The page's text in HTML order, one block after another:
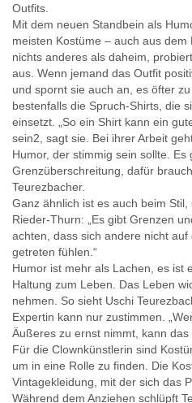
Stilgeschichten und
Stilgeschichten und
Stilgeschichten und
Stilgeschichten und
Stilgeschichten und
Stilgeschichten und
Stilgeschichten und
Stilgeschichten und
Outfits.
Mit dem neuen Standbein als
meisten Kostüme – auch aus
nichts anderes als daheim,
aus. Wenn jemand das Outfit
und spornt sie auch an, es öfter
bestenfalls die Spruch-Shirts, die
einsetzt. „So ein Shirt kann ein
sein2, sagt sie. Bei ihrer Arbeit
Humor, der stimmig sein sollte. Es
Grenzüberschreitung, dafür
Teurezbacher.
Ganz ähnlich ist es auch beim
Rieder-Thurn: „Es gibt Grenzen
achten, dass sich andere nicht
getreten fühlen.“
Humor ist mehr als Lachen, es ist
Haltung zum Leben. Das Leben
nehmen. So sieht Uschi
Expertin kann nur zustimmen.
Äußeres zu ernst nimmt, kann
Für die Clownkünstlerin sind
um in eine Rolle zu finden. Die
Vintagekleidung, mit der sich das
Während dem Anziehen schlüpft